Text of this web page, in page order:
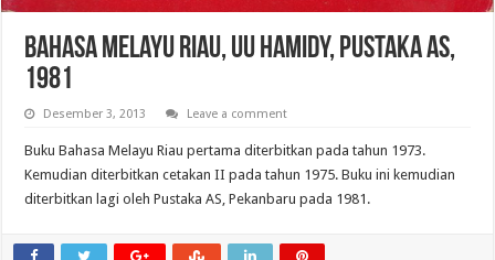
Bahasa Melayu Riau, UU Hamidy, Pustaka As,
1981
Desember 3, 2013 Leave a comment
Buku Bahasa Melayu Riau pertama diterbitkan pada tahun 1973.
Kemudian diterbitkan cetakan II pada tahun 1975. Buku ini kemudian
diterbitkan lagi oleh Pustaka AS, Pekanbaru pada 1981.